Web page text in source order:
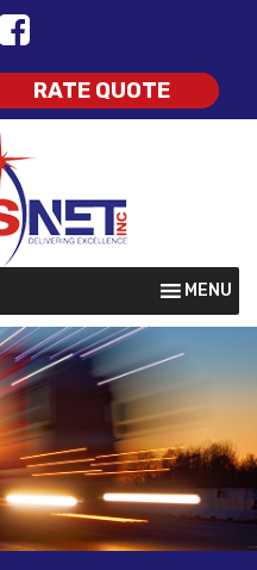
RATE QUOTE
MENU